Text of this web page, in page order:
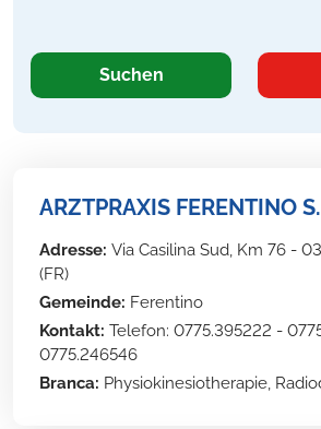
Suchen
ARZTPRAXIS FERENTINO
Adresse: Via Casilina Sud, Km 76 -
(FR)
Gemeinde: Ferentino
Kontakt: Telefon: 0775.395222 -
0775.246546
Branca: Physiokinesiotherapie,